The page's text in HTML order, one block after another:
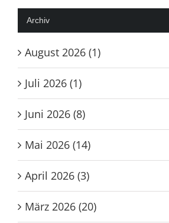
Archiv
August 2026 (1)
Juli 2026 (1)
Juni 2026 (8)
Mai 2026 (14)
April 2026 (3)
März 2026 (20)